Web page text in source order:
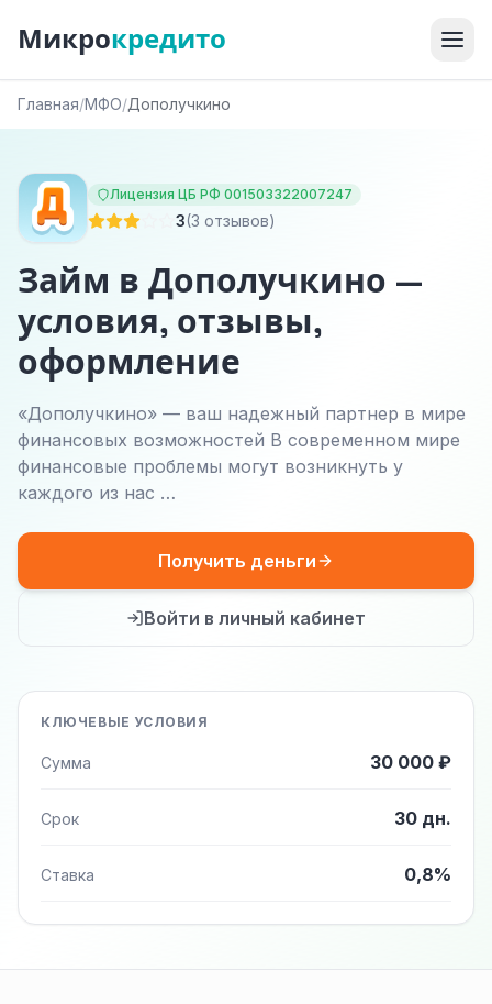
Микрокредито
Главная/МФО/Дополучкино
Лицензия ЦБ РФ 001503322007247
3(3 отзывов)
Займ в Дополучкино —
условия, отзывы,
оформление
«Дополучкино» — ваш надежный партнер в мире
финансовых возможностей В современном мире
финансовые проблемы могут возникнуть у
каждого из нас …
Получить деньги
Войти в личный кабинет
КЛЮЧЕВЫЕ УСЛОВИЯ
Сумма 30 000 ₽
Срок 30 дн.
Ставка 0,8%